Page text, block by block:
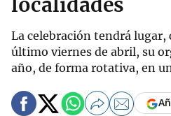
La celebración tendrá lugar,
último viernes de abril, su
año, de forma rotativa, en